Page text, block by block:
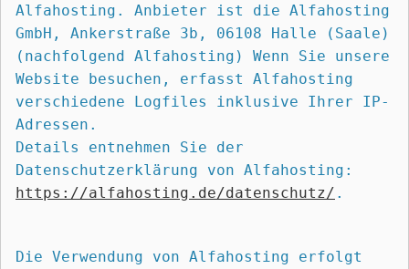
Alfahosting. Anbieter ist die Alfahosting
GmbH, Ankerstraße 3b, 06108 Halle (Saale)
(nachfolgend Alfahosting) Wenn Sie unsere
Website besuchen, erfasst Alfahosting
verschiedene Logfiles inklusive Ihrer IP-
Adressen.
Details entnehmen Sie der
https://alfahosting.de/datenschutz/ .
Die Verwendung von Alfahosting erfolgt